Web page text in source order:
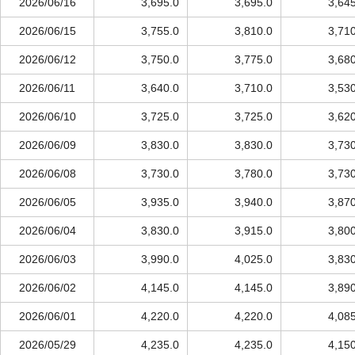
2026/06/15 3,755.0 3,810.0
2026/06/12 3,750.0 3,775.0
2026/06/11 3,640.0 3,710.0
2026/06/10 3,725.0 3,725.0
2026/06/09 3,830.0 3,830.0
2026/06/08 3,730.0 3,780.0
2026/06/05 3,935.0 3,940.0
2026/06/04 3,830.0 3,915.0
2026/06/03 3,990.0 4,025.0
2026/06/02 4,145.0 4,145.0
2026/06/01 4,220.0 4,220.0
2026/05/29 4,235.0 4,235.0